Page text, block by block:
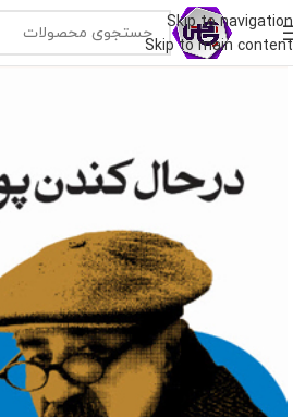
Skip to navigation
Skip to main content